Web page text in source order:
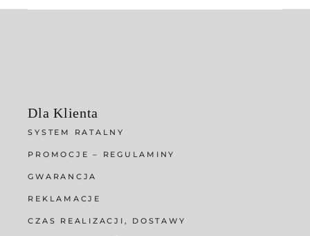
Dla Klienta
SYSTEM RATALNY
PROMOCJE – REGULAMINY
GWARANCJA
REKLAMACJE
CZAS REALIZACJI, DOSTAWY